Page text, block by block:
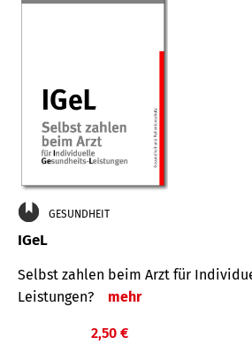
GESUNDHEIT
IGeL
Selbst zahlen beim Arzt für
Leis­tungen?
mehr
2,50 €